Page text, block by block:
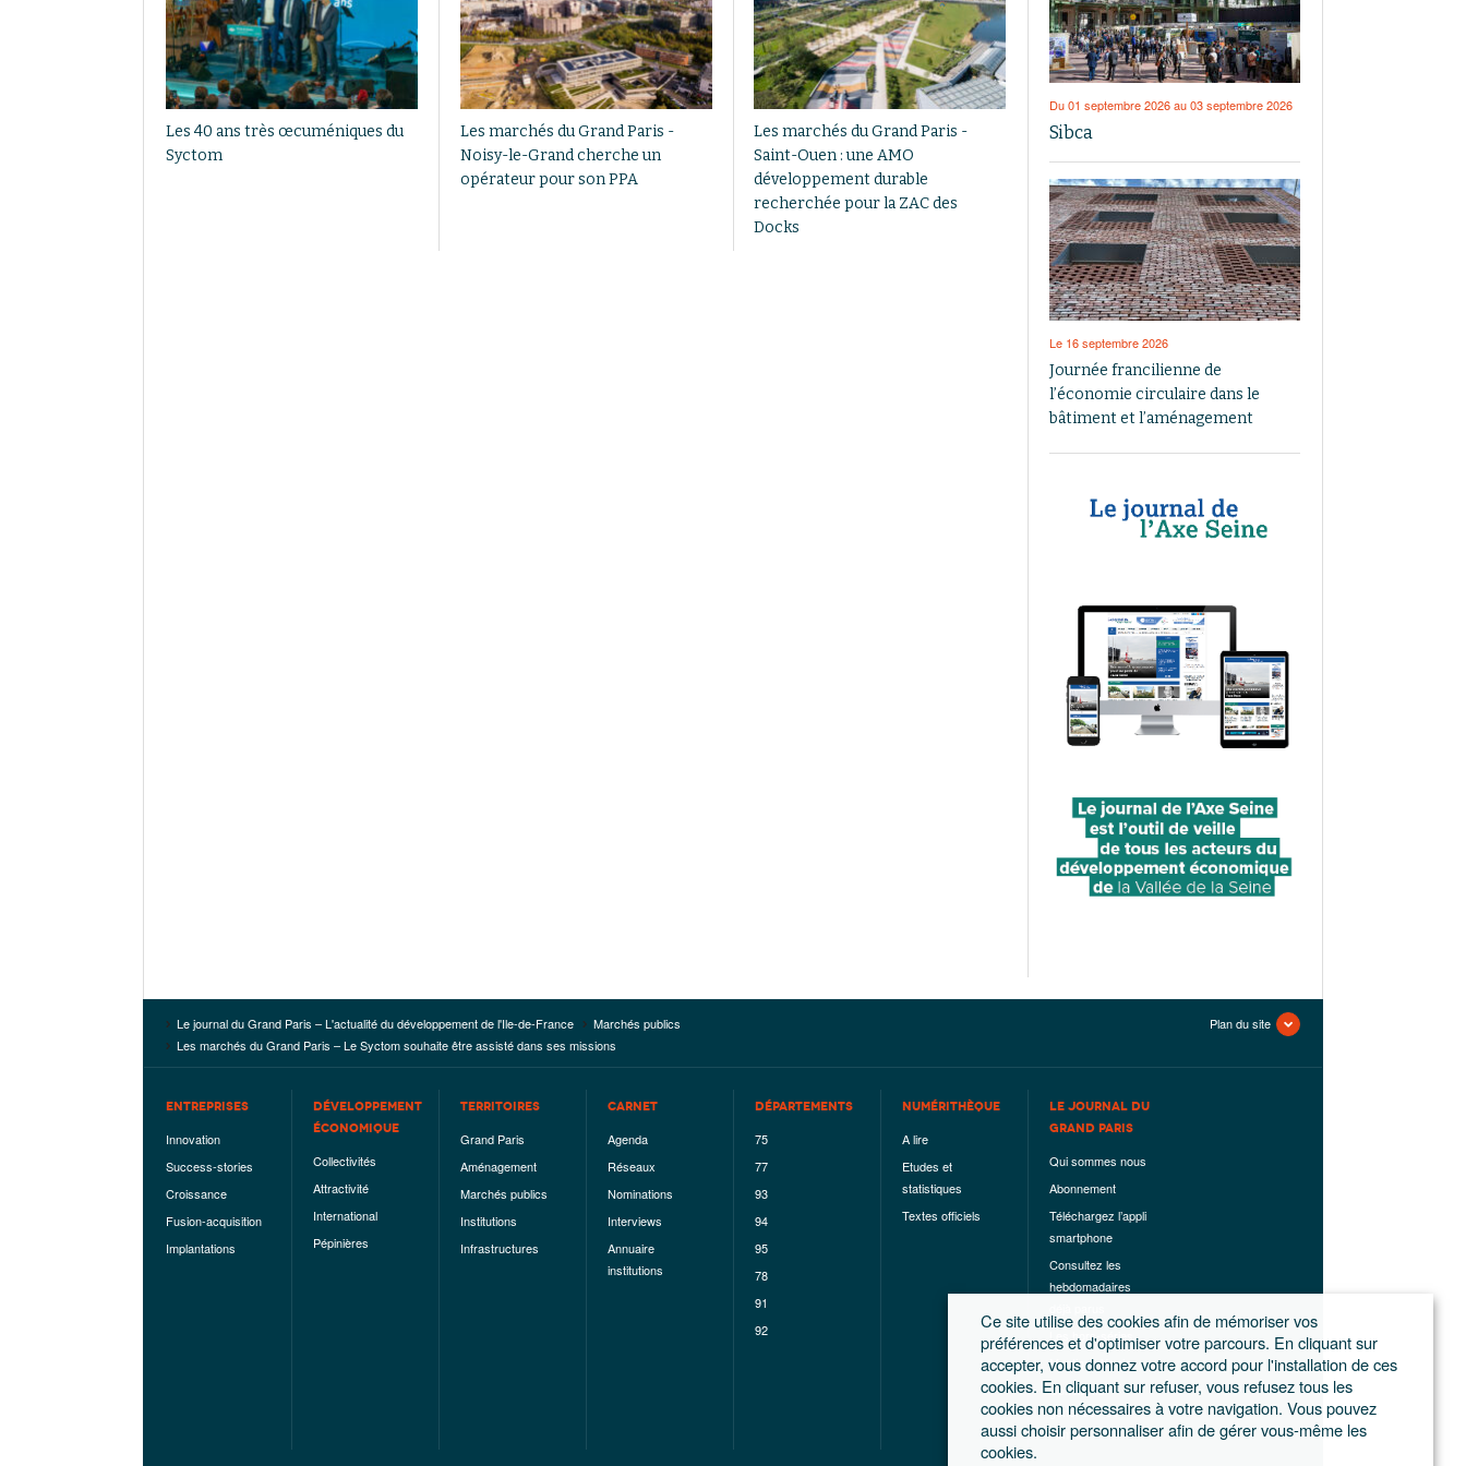
Les 40 ans très œcuméniques du
Syctom
Les marchés du Grand Paris -
Noisy-le-Grand cherche un
opérateur pour son PPA
Les marchés du Grand Paris -
Saint-Ouen : une AMO
développement durable
recherchée pour la ZAC des
Docks
Du 01 septembre 2026 au 03 septembre 2026
Sibca
Le 16 septembre 2026
Journée francilienne de
l’économie circulaire dans le
bâtiment et l’aménagement
Le journal du Grand Paris – L'actualité du développement de l'Ile-de-France
Marchés publics
Les marchés du Grand Paris – Le Syctom souhaite être assisté dans ses missions
Plan du site
ENTREPRISES
Innovation
Success-stories
Croissance
Fusion-acquisition
Implantations
DÉVELOPPEMENT
ÉCONOMIQUE
Collectivités
Attractivité
International
Pépinières
TERRITOIRES
Grand Paris
Aménagement
Marchés publics
Institutions
Infrastructures
CARNET
Agenda
Réseaux
Nominations
Interviews
Annuaire
institutions
DÉPARTEMENTS
75
77
93
94
95
78
91
92
NUMÉRITHÈQUE
A lire
Etudes et
statistiques
Textes officiels
LE JOURNAL DU
GRAND PARIS
Qui sommes nous
Abonnement
Téléchargez l’appli
smartphone
Consultez les
hebdomadaires
Les hors-séries
Mentions légales
Conditions
générales de
ventes
Ce site utilise des cookies afin de mémoriser vos
préférences et d'optimiser votre parcours. En cliquant sur
accepter, vous donnez votre accord pour l'installation de ces
cookies. En cliquant sur refuser, vous refusez tous les
cookies non nécessaires à votre navigation. Vous pouvez
aussi choisir personnaliser afin de gérer vous-même les
cookies.